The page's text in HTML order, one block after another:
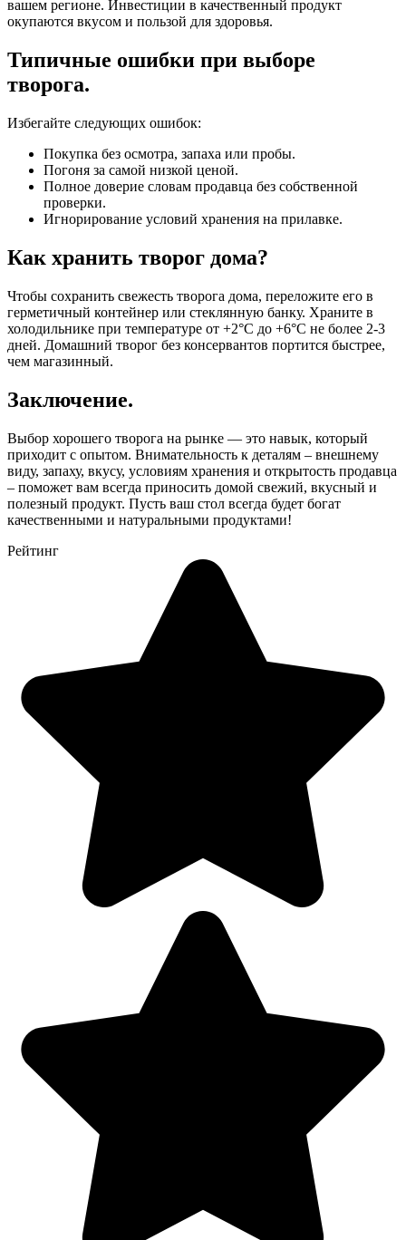
вашем регионе. Инвестиции в качественный продукт
окупаются вкусом и пользой для здоровья.
Типичные ошибки при выборе
творога.
Избегайте следующих ошибок:
Покупка без осмотра, запаха или пробы.
Погоня за самой низкой ценой.
Полное доверие словам продавца без собственной
проверки.
Игнорирование условий хранения на прилавке.
Как хранить творог дома?
Чтобы сохранить свежесть творога дома, переложите его в
герметичный контейнер или стеклянную банку. Храните в
холодильнике при температуре от +2°C до +6°C не более 2-3
дней. Домашний творог без консервантов портится быстрее,
чем магазинный.
Заключение.
Выбор хорошего творога на рынке — это навык, который
приходит с опытом. Внимательность к деталям – внешнему
виду, запаху, вкусу, условиям хранения и открытость продавца
– поможет вам всегда приносить домой свежий, вкусный и
полезный продукт. Пусть ваш стол всегда будет богат
качественными и натуральными продуктами!
Рейтинг